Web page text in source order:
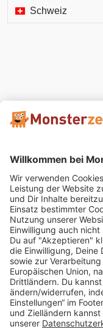
Schweiz
Impressum